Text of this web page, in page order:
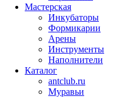
Мастерская
Инкубаторы
Формикарии
Арены
Инструменты
Наполнители
Каталог
antclub.ru
Муравьи